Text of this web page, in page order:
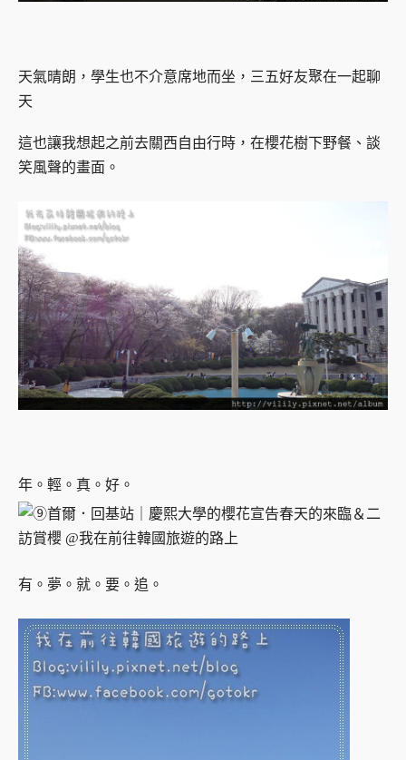
天氣晴朗，學生也不介意席地而坐，三五好友聚在一起聊
天
這也讓我想起之前去關西自由行時，在櫻花樹下野餐、談
笑風聲的畫面。
年。輕。真。好。
有。夢。就。要。追。